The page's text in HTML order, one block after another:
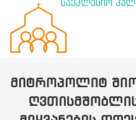
საეკლესიო
ᲛᲘᲢᲠᲝᲞᲝᲚᲘᲢ